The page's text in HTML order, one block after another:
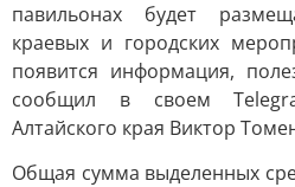
павильонах будет
краевых и городских
появится информация,
сообщил в своем
Алтайского края Виктор
Общая сумма выделенных